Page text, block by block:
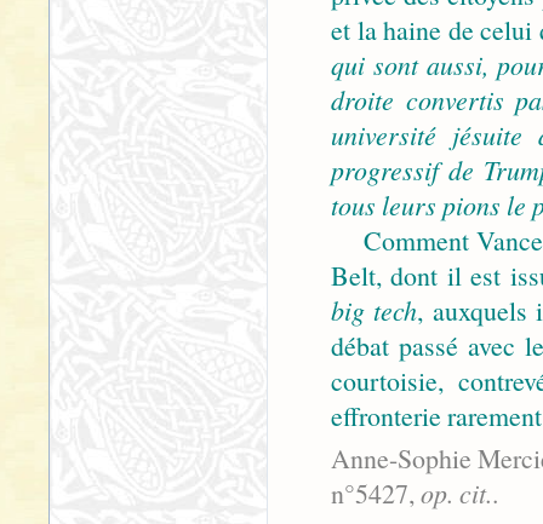
et la haine de
qui sont aussi,
droite convertis
université jésuite
progressif de
tous leurs pions le
Comment
Belt, dont il est
big tech, auxquels
débat passé avec
courtoisie,
effronterie
Anne-Sophie
n°5427, op. cit..